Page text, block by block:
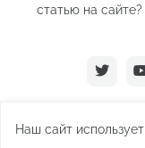
статью на
Наш сайт